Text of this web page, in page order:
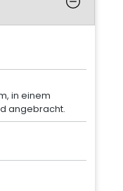
in einem
angebracht.